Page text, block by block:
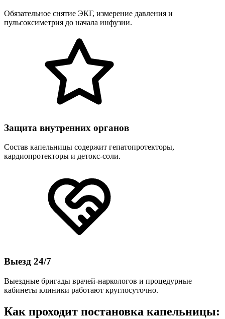
Обязательное снятие ЭКГ, измерение давления и
пульсоксиметрия до начала инфузии.
Защита внутренних органов
Состав капельницы содержит гепатопротекторы,
кардиопротекторы и детокс-соли.
Выезд 24/7
Выездные бригады врачей-наркологов и процедурные
кабинеты клиники работают круглосуточно.
Как проходит постановка капельницы: